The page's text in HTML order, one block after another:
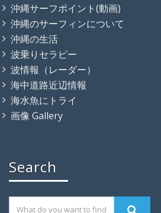
沖縄サーフポイント(動画)
沖縄のサーフィンについて
沖縄の生活
波乗りセラピー
波情報（レーダー）
海中道路近辺情報
海水魚にトライ
画像 Gallery
Search